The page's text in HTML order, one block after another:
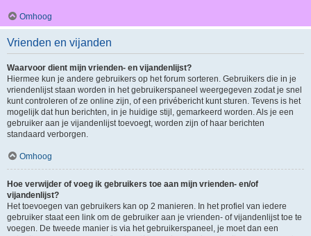
Omhoog
Vrienden en vijanden
Waarvoor dient mijn vrienden- en vijandenlijst?
Hiermee kun je andere gebruikers op het forum sorteren. Gebruikers die in je
vriendenlijst staan worden in het gebruikerspaneel weergegeven zodat je snel
kunt controleren of ze online zijn, of een privébericht kunt sturen. Tevens is het
mogelijk dat hun berichten, in je huidige stijl, gemarkeerd worden. Als je een
gebruiker aan je vijandenlijst toevoegt, worden zijn of haar berichten
standaard verborgen.
Omhoog
Hoe verwijder of voeg ik gebruikers toe aan mijn vrienden- en/of
vijandenlijst?
Het toevoegen van gebruikers kan op 2 manieren. In het profiel van iedere
gebruiker staat een link om de gebruiker aan je vrienden- of vijandenlijst toe te
voegen. De tweede manier is via het gebruikerspaneel, je moet dan een